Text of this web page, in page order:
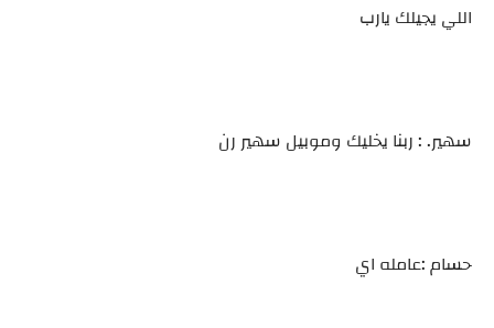
اللي يجيلك يارب
سهير. : ربنا يخليك وموبيل سهير رن
حسام :عامله اي